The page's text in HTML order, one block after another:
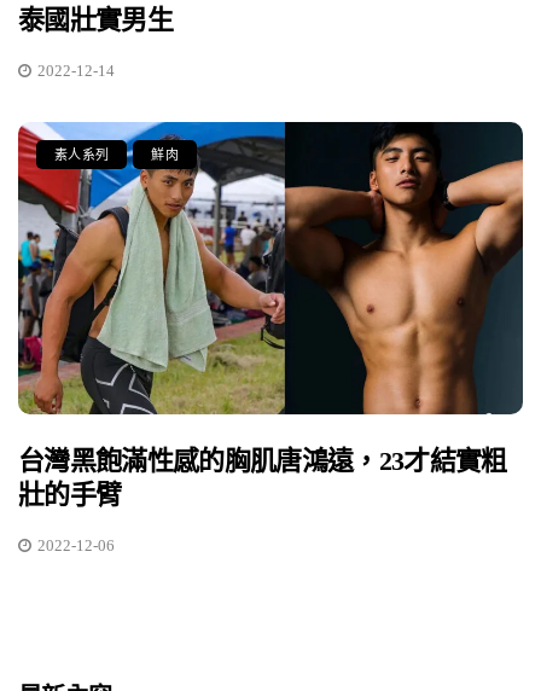
泰國壯實男生
2022-12-14
素人系列 鮮肉
台灣黑飽滿性感的胸肌唐鴻遠，23才結實粗
壯的手臂
2022-12-06